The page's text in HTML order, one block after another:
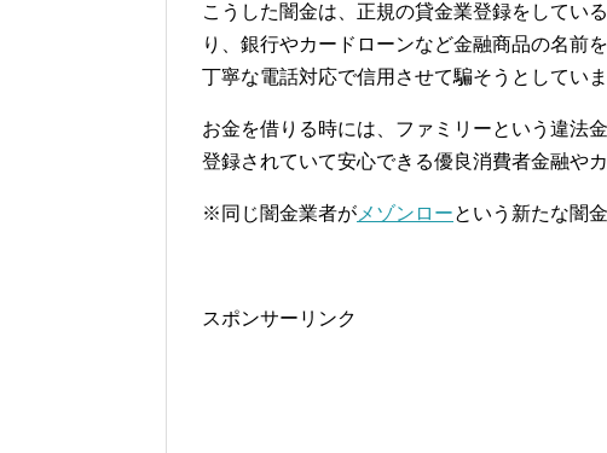
こうした闇金は、正規の貸金業登録をしてい
り、銀行やカードローンなど金融商品の名前
丁寧な電話対応で信用させて騙そうとしていま
お金を借りる時には、ファミリーという違法
登録されていて安心できる優良消費者金融や
※同じ闇金業者がメゾンローという新たな闇
スポンサーリンク